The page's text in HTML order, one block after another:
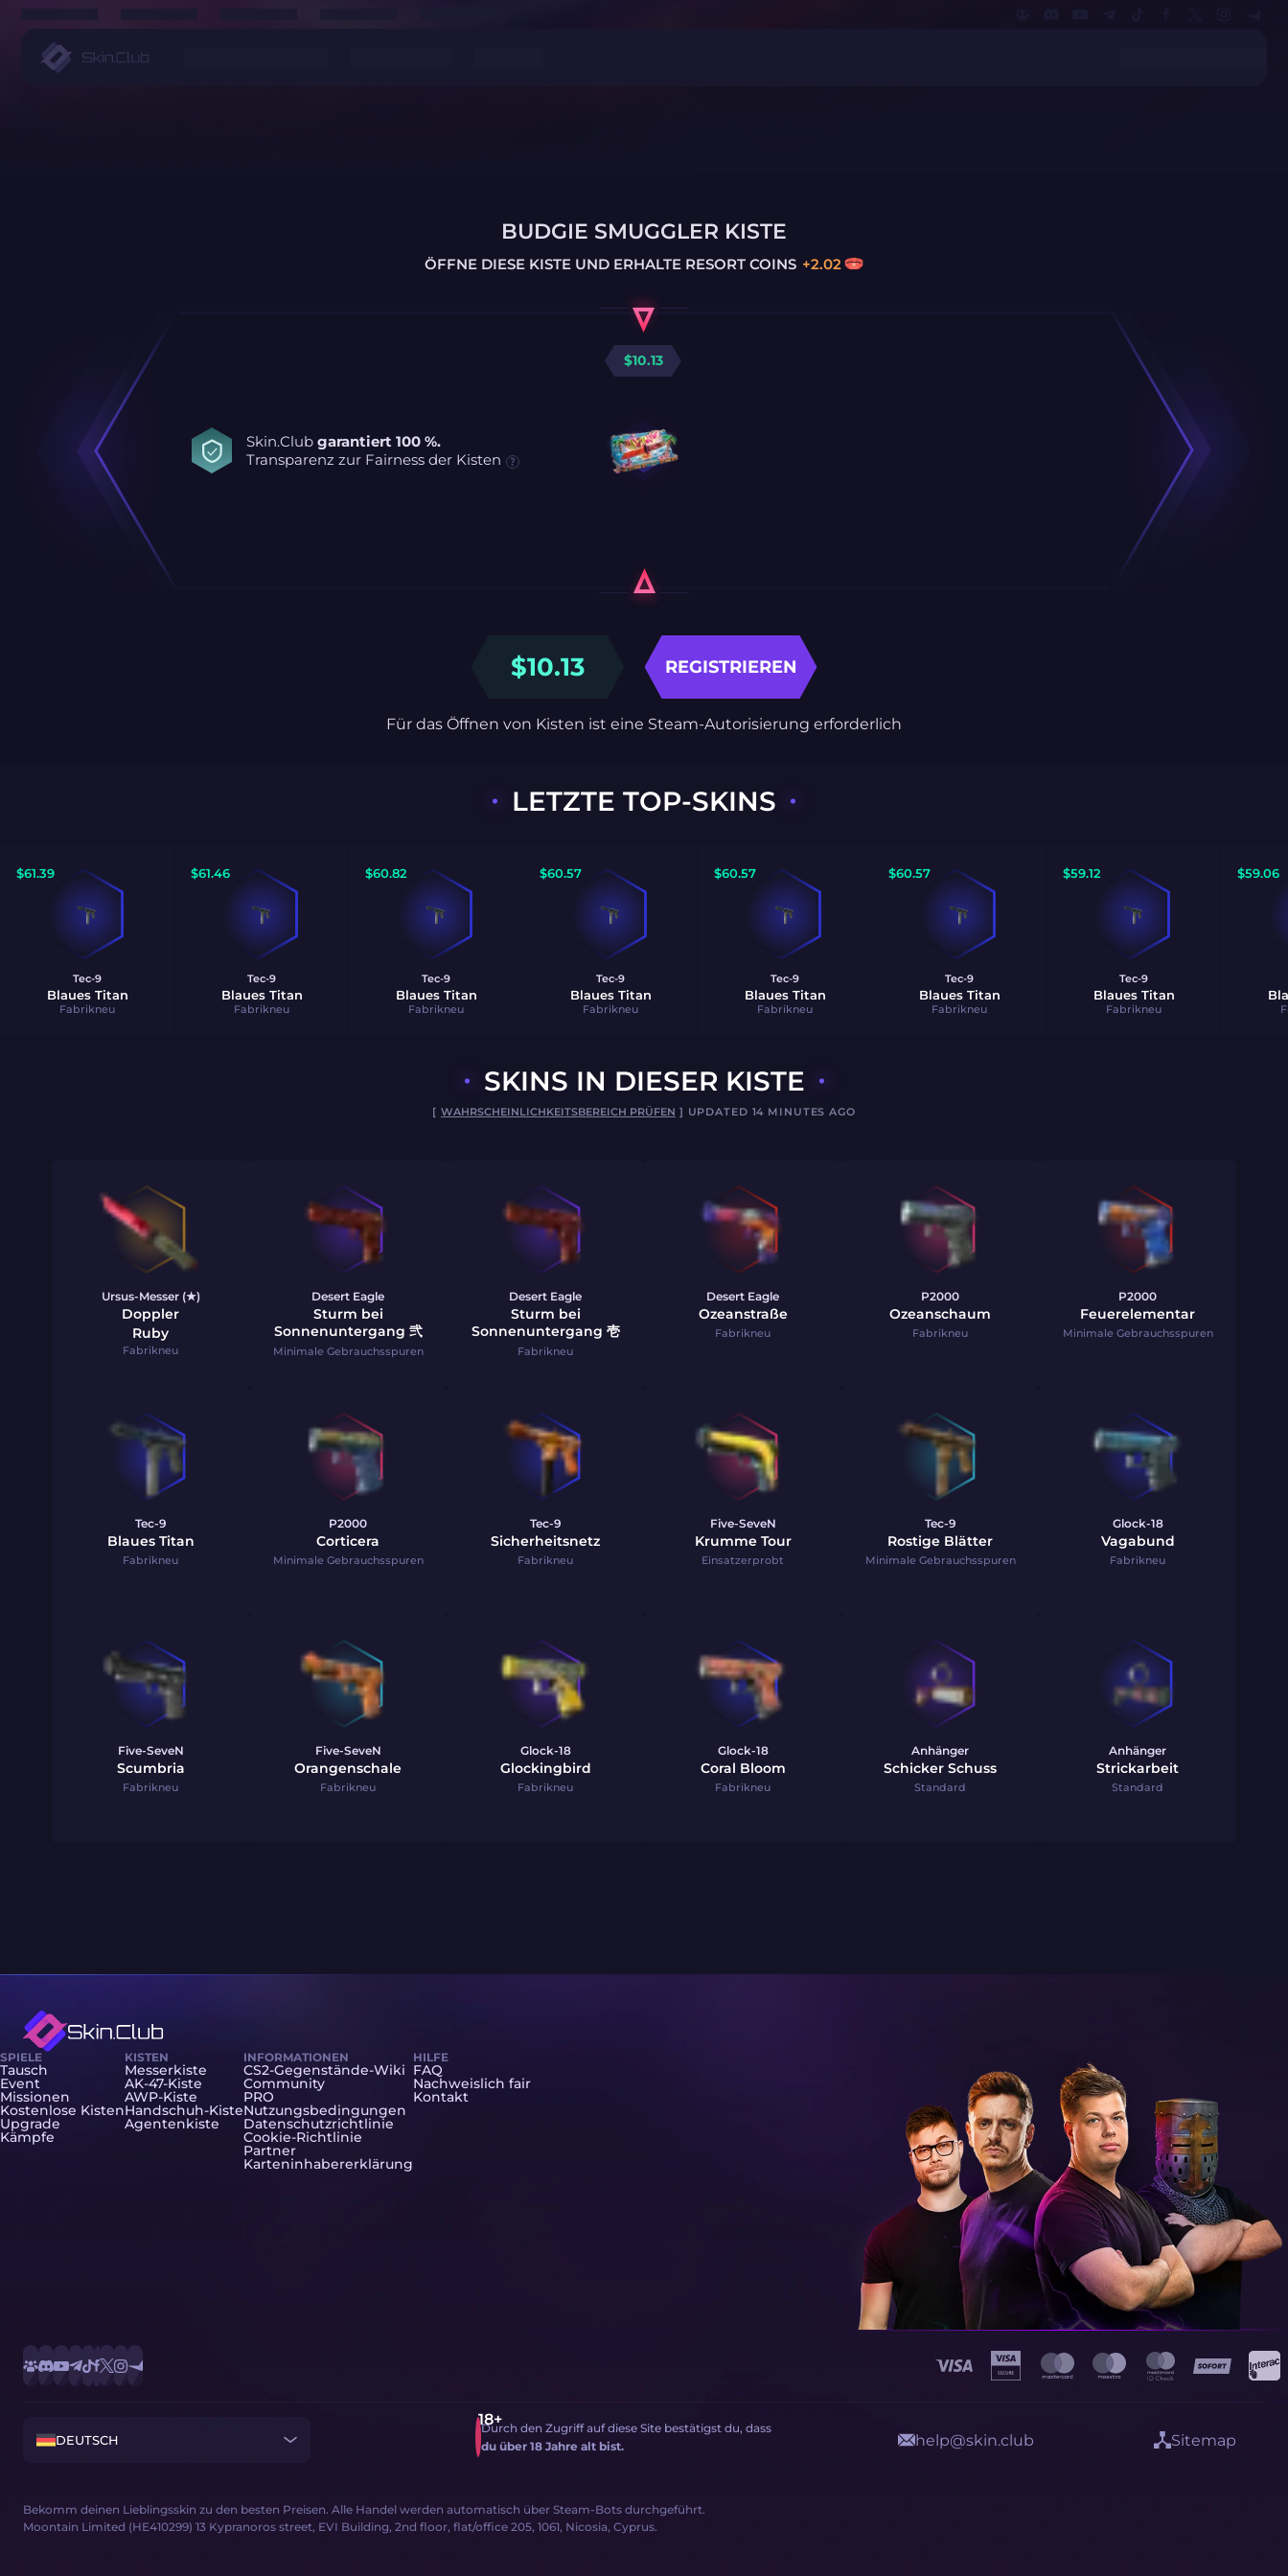
BUDGIE SMUGGLER KISTE
ÖFFNE DIESE KISTE UND ERHALTE RESORT COINS +2.02
Skin.Club garantiert 100 %.
Transparenz zur Fairness der Kisten
$10.13
$10.13 REGISTRIEREN
Für das Öffnen von Kisten ist eine Steam-Autorisierung erforderlich
LETZTE TOP-SKINS
$61.39
Tec-9
Blaues Titan
Fabrikneu
$61.46
Tec-9
Blaues Titan
Fabrikneu
$60.82
Tec-9
Blaues Titan
Fabrikneu
$60.57
Tec-9
Blaues Titan
Fabrikneu
$60.57
Tec-9
Blaues Titan
Fabrikneu
$60.57
Tec-9
Blaues Titan
Fabrikneu
$59.12
Tec-9
Blaues Titan
Fabrikneu
$59.06
SKINS IN DIESER KISTE
[ WAHRSCHEINLICHKEITSBEREICH PRÜFEN ] UPDATED 14 MINUTES AGO
Ursus-Messer (★)
Doppler
Ruby
Fabrikneu
Desert Eagle
Sturm bei
Sonnenuntergang 弐
Minimale Gebrauchsspuren
Desert Eagle
Sturm bei
Sonnenuntergang 壱
Fabrikneu
Desert Eagle
Ozeanstraße
Fabrikneu
P2000
Ozeanschaum
Fabrikneu
P2000
Feuerelementar
Minimale Gebrauchsspuren
Tec-9
Blaues Titan
Fabrikneu
P2000
Corticera
Minimale Gebrauchsspuren
Tec-9
Sicherheitsnetz
Fabrikneu
Five-SeveN
Krumme Tour
Einsatzerprobt
Tec-9
Rostige Blätter
Minimale Gebrauchsspuren
Glock-18
Vagabund
Fabrikneu
Five-SeveN
Scumbria
Fabrikneu
Five-SeveN
Orangenschale
Fabrikneu
Glock-18
Glockingbird
Fabrikneu
Glock-18
Coral Bloom
Fabrikneu
Anhänger
Schicker Schuss
Standard
Anhänger
Strickarbeit
Standard
Bekomm deinen Lieblingsskin zu den besten Preisen. Alle Handel werden automatisch über Steam-Bots durchgeführt.
Moontain Limited (HE410299) 13 Kypranoros street, EVI Building, 2nd floor, flat/office 205, 1061, Nicosia, Cyprus.
DEUTSCH
SPIELE
Tausch
Event
Missionen
Kostenlose Kisten
Upgrade
Kämpfe
KISTEN
Messerkiste
AK-47-Kiste
AWP-Kiste
Handschuh-Kiste
Agentenkiste
INFORMATIONEN
CS2-Gegenstände-Wiki
Community
PRO
Nutzungsbedingungen
Datenschutzrichtlinie
Cookie-Richtlinie
Partner
Karteninhabererklärung
HILFE
FAQ
Nachweislich fair
Kontakt
Durch den Zugriff auf diese Site bestätigst du, dass
du über 18 Jahre alt bist.
help@skin.club Sitemap